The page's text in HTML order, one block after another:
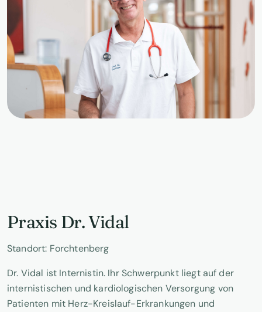
Praxis Dr. Vidal
Standort: Forchtenberg
Dr. Vidal ist Internistin. Ihr Schwerpunkt liegt auf der
internistischen und kardiologischen Versorgung von
Patienten mit Herz-Kreislauf-Erkrankungen und